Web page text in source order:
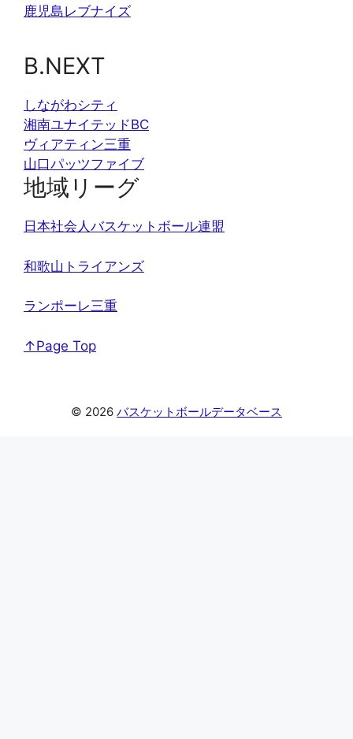
鹿児島レブナイズ
B.NEXT
しながわシティ
湘南ユナイテッドBC
ヴィアティン三重
山口パッツファイブ
地域リーグ
日本社会人バスケットボール連盟
和歌山トライアンズ
ランポーレ三重
↑Page Top
© 2026 バスケットボールデータベース